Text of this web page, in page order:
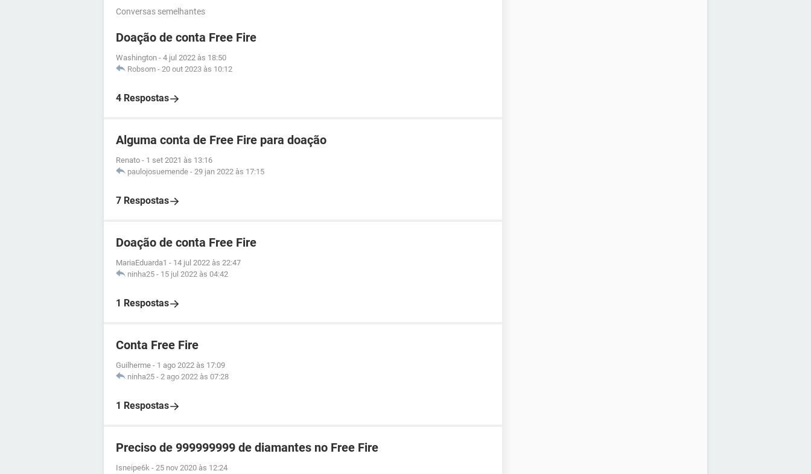
Conversas semelhantes
Doação de conta Free Fire
Washington - 4 jul 2022 às 18:50
Robsom - 20 out 2023 às 10:12
4 Respostas
Alguma conta de Free Fire para doação
Renato - 1 set 2021 às 13:16
paulojosuemende - 29 jan 2022 às 17:15
7 Respostas
Doação de conta Free Fire
MariaEduarda1 - 14 jul 2022 às 22:47
ninha25 - 15 jul 2022 às 04:42
1 Respostas
Conta Free Fire
Guilherme - 1 ago 2022 às 17:09
ninha25 - 2 ago 2022 às 07:28
1 Respostas
Preciso de 999999999 de diamantes no Free Fire
Isneipe6k - 25 nov 2020 às 12:24